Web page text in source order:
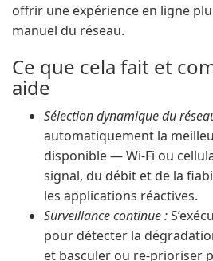
offrir une expérience en ligne
manuel du réseau.
Ce que cela fait et
aide
Sélection dynamique du
automatiquement la
disponible — Wi-Fi ou
signal, du débit et de la
les applications réactives.
Surveillance continue :
pour détecter la
et basculer ou re-prioriser